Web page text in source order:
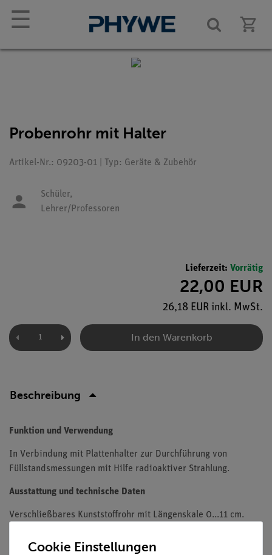
☰
Probenrohr mit Halter
Artikel-Nr.: 09203-01 | Typ: Geräte & Zubehör
Schüler,
Lehrer/Professoren
Lieferzeit: Vorrätig
22,00 EUR
26,18 EUR inkl. MwSt.
In den Warenkorb
Beschreibung
Funktion und Verwendung
In Verbindung mit Plattenhalter zur Durchführung von
Füllstandsmessungen mit Hilfe radioaktiver Strahlung.
Ausstattung und technische Daten
Verschließbares Kunststoffrohr mit Längenskale 0...11 cm.
Cookie Einstellungen